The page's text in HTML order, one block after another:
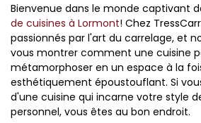
Bienvenue dans le monde captivant
de cuisines à Lormont! Chez
passionnés par l'art du carrelage, et
vous montrer comment une cuisine
métamorphoser en un espace à la
esthétiquement époustouflant. Si
d'une cuisine qui incarne votre style
personnel, vous êtes au bon endroit.